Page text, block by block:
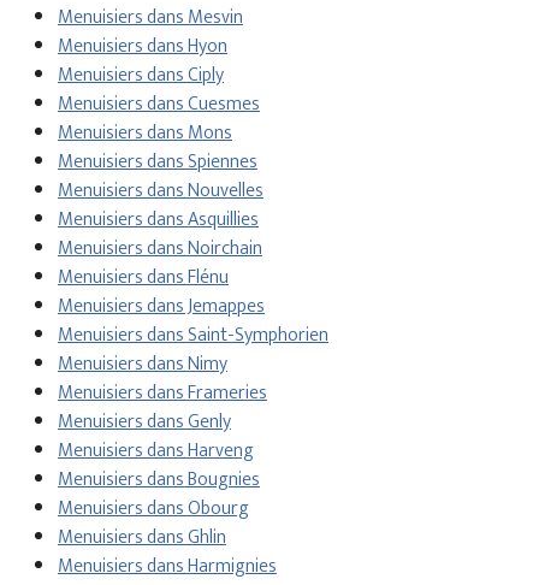
Menuisiers dans Mesvin
Menuisiers dans Hyon
Menuisiers dans Ciply
Menuisiers dans Cuesmes
Menuisiers dans Mons
Menuisiers dans Spiennes
Menuisiers dans Nouvelles
Menuisiers dans Asquillies
Menuisiers dans Noirchain
Menuisiers dans Flénu
Menuisiers dans Jemappes
Menuisiers dans Saint-Symphorien
Menuisiers dans Nimy
Menuisiers dans Frameries
Menuisiers dans Genly
Menuisiers dans Harveng
Menuisiers dans Bougnies
Menuisiers dans Obourg
Menuisiers dans Ghlin
Menuisiers dans Harmignies